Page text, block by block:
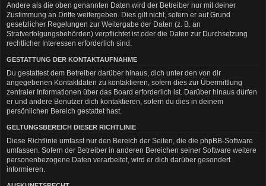
Andere als die oben genannten Daten wird der Betreiber nur mit deiner
Zustimmung an Dritte weitergeben. Dies gilt nicht, sofern er auf Grund
gesetzlicher Regelungen zur Weitergabe der Daten (z. B. an
Strafverfolgungsbehörden) verpflichtet ist oder die Daten zur Durchsetzung
rechtlicher Interessen erforderlich sind.
GESTATTUNG DER KONTAKTAUFNAHME
Du gestattest dem Betreiber darüber hinaus, dich unter den von dir
angegebenen Kontaktdaten zu kontaktieren, sofern dies zur Übermittlung
zentraler Informationen über das Board erforderlich ist. Darüber hinaus dürfen
er und andere Benutzer dich kontaktieren, sofern du dies in deinem
persönlichen Bereich gestattet hast.
GELTUNGSBEREICH DIESER RICHTLINIE
Diese Richtlinie umfasst nur den Bereich der Seiten, die die phpBB-Software
umfassen. Sofern der Betreiber in anderen Bereichen seiner Software weitere
personenbezogene Daten verarbeitet, wird er dich darüber gesondert
informieren.